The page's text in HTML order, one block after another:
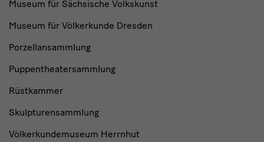
Museum für Sächsische Volkskunst
Museum für Völkerkunde Dresden
Porzellansammlung
Puppentheatersammlung
Rüstkammer
Skulpturensammlung
Völkerkundemuseum Herrnhut